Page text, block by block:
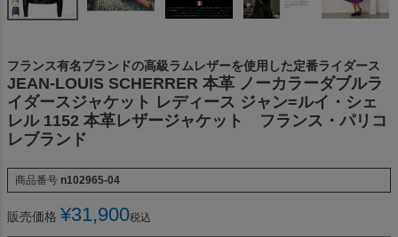
フランス有名ブランドの高級ラムレザーを使用した定番ライダース
JEAN-LOUIS SCHERRER 本革 ノーカラーダブルラ
イダースジャケット レディース ジャン=ルイ・シェ
レル 1152 本革レザージャケット フランス・パリコ
レブランド
商品番号 n102965-04
販売価格 ¥31,900税込